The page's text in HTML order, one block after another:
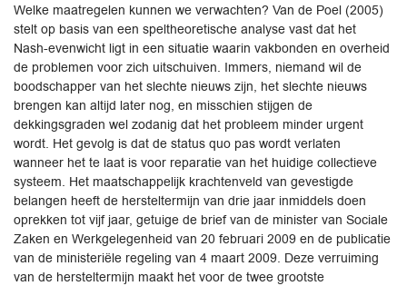
Welke maatregelen kunnen we verwachten? Van de Poel (2005)
stelt op basis van een speltheoretische analyse vast dat het
Nash-evenwicht ligt in een situatie waarin vakbonden en overheid
de problemen voor zich uitschuiven. Immers, niemand wil de
boodschapper van het slechte nieuws zijn, het slechte nieuws
brengen kan altijd later nog, en misschien stijgen de
dekkingsgraden wel zodanig dat het probleem minder urgent
wordt. Het gevolg is dat de status quo pas wordt verlaten
wanneer het te laat is voor reparatie van het huidige collectieve
systeem. Het maatschappelijk krachtenveld van gevestigde
belangen heeft de hersteltermijn van drie jaar inmiddels doen
oprekken tot vijf jaar, getuige de brief van de minister van Sociale
Zaken en Werkgelegenheid van 20 februari 2009 en de publicatie
van de ministeriële regeling van 4 maart 2009. Deze verruiming
van de hersteltermijn maakt het voor de twee grootste